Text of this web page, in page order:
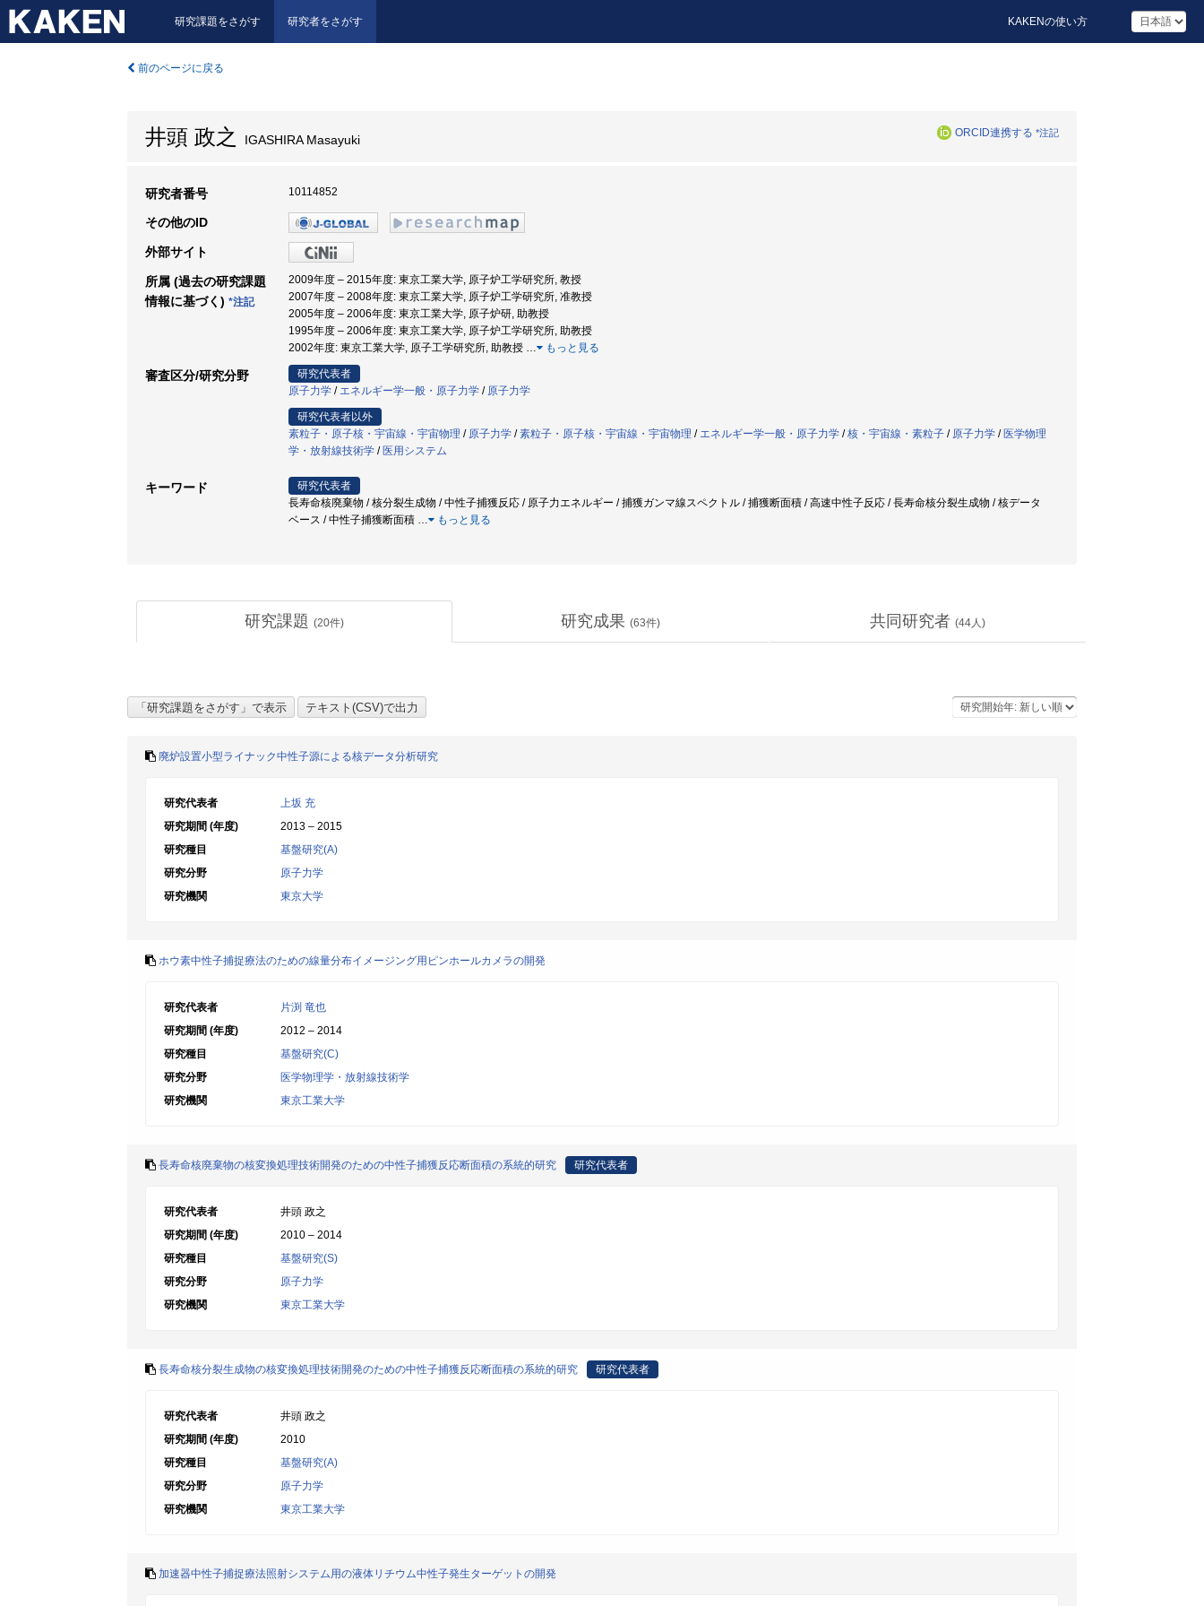
研究課題をさがす 研究者をさがす KAKENの使い方
前のページに戻る
井頭 政之 IGASHIRA Masayuki ORCID連携する *注記
研究者番号 10114852
その他のID
外部サイト
所属 (過去の研究課題
情報に基づく) *注記
2009年度 – 2015年度: 東京工業大学, 原子炉工学研究所, 教授
2007年度 – 2008年度: 東京工業大学, 原子炉工学研究所, 准教授
2005年度 – 2006年度: 東京工業大学, 原子炉研, 助教授
1995年度 – 2006年度: 東京工業大学, 原子炉工学研究所, 助教授
2002年度: 東京工業大学, 原子工学研究所, 助教授 … もっと見る
審査区分/研究分野
研究代表者
原子力学 / エネルギー学一般・原子力学 / 原子力学
研究代表者以外
素粒子・原子核・宇宙線・宇宙物理 / 原子力学 /素粒子・原子核・宇宙線・宇宙物理 / エネルギー学一般・原子力学 /核・宇宙線・素粒子 / 原子力学 / 医学物理
学・放射線技術学 / 医用システム
キーワード
研究代表者
長寿命核廃棄物 / 核分裂生成物 / 中性子捕獲反応 / 原子力エネルギー / 捕獲ガンマ線スペクトル / 捕獲断面積 / 高速中性子反応 / 長寿命核分裂生成物 / 核データ
ベース / 中性子捕獲断面積 … もっと見る
研究課題 (20件) 研究成果 (63件) 共同研究者 (44人)
廃炉設置小型ライナック中性子源による核データ分析研究
研究代表者
上坂 充
研究期間 (年度)
2013 – 2015
研究種目
基盤研究(A)
研究分野
原子力学
研究機関
東京大学
ホウ素中性子捕捉療法のための線量分布イメージング用ピンホールカメラの開発
研究代表者
片渕 竜也
研究期間 (年度)
2012 – 2014
研究種目
基盤研究(C)
研究分野
医学物理学・放射線技術学
研究機関
東京工業大学
長寿命核廃棄物の核変換処理技術開発のための中性子捕獲反応断面積の系統的研究 研究代表者
研究代表者
井頭 政之
研究期間 (年度)
2010 – 2014
研究種目
基盤研究(S)
研究分野
原子力学
研究機関
東京工業大学
長寿命核分裂生成物の核変換処理技術開発のための中性子捕獲反応断面積の系統的研究 研究代表者
研究代表者
井頭 政之
研究期間 (年度)
2010
研究種目
基盤研究(A)
研究分野
原子力学
研究機関
東京工業大学
加速器中性子捕捉療法照射システム用の液体リチウム中性子発生ターゲットの開発